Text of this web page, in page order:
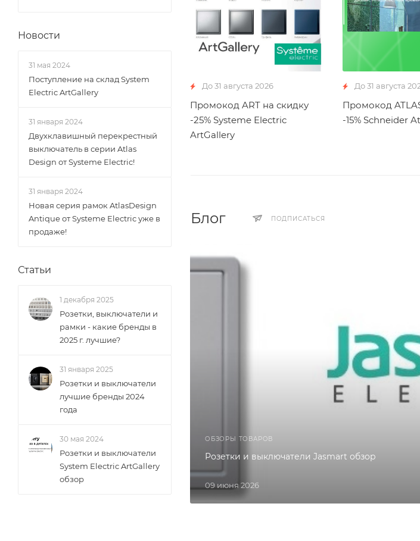
До 31 августа 2026
Промокод ART на скидку
-25% Systeme Electric
ArtGallery
До 31 августа
Промокод
-15% Schneider
Блог ПОДПИСАТЬСЯ
ОБЗОРЫ ТОВАРОВ
09 июня 2026
Розетки и выключатели Jasmart обзор
Новости
31 мая 2024
Поступление на склад System
Electric ArtGallery
31 января 2024
Двухклавишный перекрестный
выключатель в серии Atlas
Design от Systeme Electric!
31 января 2024
Новая серия рамок AtlasDesign
Antique от Systeme Electric уже в
продаже!
Статьи
1 декабря 2025
Розетки, выключатели и
рамки - какие бренды в
2025 г. лучшие?
31 января 2025
Розетки и выключатели
лучшие бренды 2024
года
30 мая 2024
Розетки и выключатели
System Electric ArtGallery
обзор